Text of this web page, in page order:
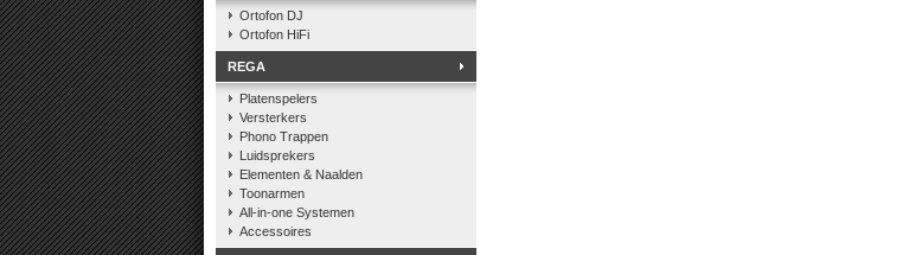
Ortofon DJ
Ortofon HiFi
REGA
Platenspelers
Versterkers
Phono Trappen
Luidsprekers
Elementen & Naalden
Toonarmen
All-in-one Systemen
Accessoires